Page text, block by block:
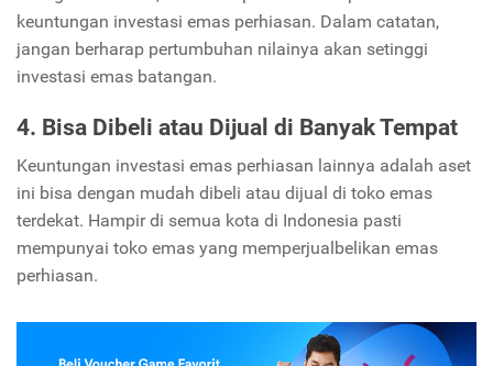
keuntungan investasi emas perhiasan. Dalam catatan,
jangan berharap pertumbuhan nilainya akan setinggi
investasi emas batangan.
4. Bisa Dibeli atau Dijual di Banyak Tempat
Keuntungan investasi emas perhiasan lainnya adalah aset
ini bisa dengan mudah dibeli atau dijual di toko emas
terdekat. Hampir di semua kota di Indonesia pasti
mempunyai toko emas yang memperjualbelikan emas
perhiasan.